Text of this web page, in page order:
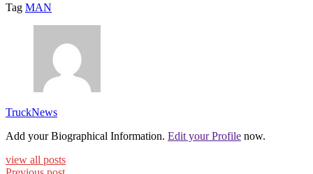
Tag MAN
TruckNews
Add your Biographical Information. Edit your Profile now.
view all posts